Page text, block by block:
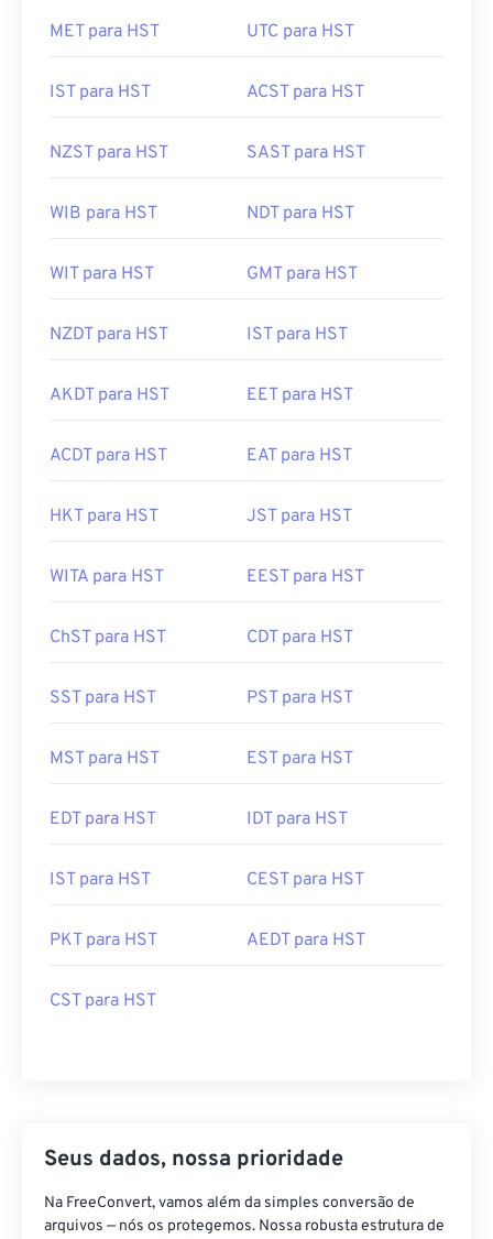
MET para HST UTC para HST
IST para HST ACST para HST
NZST para HST SAST para HST
WIB para HST NDT para HST
WIT para HST GMT para HST
NZDT para HST IST para HST
AKDT para HST EET para HST
ACDT para HST EAT para HST
HKT para HST JST para HST
WITA para HST EEST para HST
ChST para HST CDT para HST
SST para HST PST para HST
MST para HST EST para HST
EDT para HST IDT para HST
IST para HST CEST para HST
PKT para HST AEDT para HST
CST para HST
Seus dados, nossa prioridade
Na FreeConvert, vamos além da simples conversão de
arquivos — nós os protegemos. Nossa robusta estrutura de